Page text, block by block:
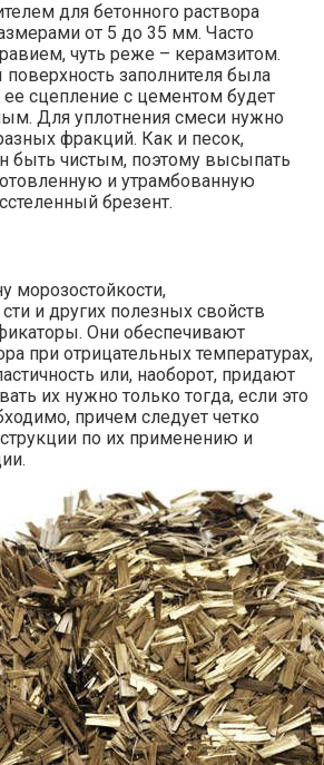
для бетонного раствора
от 5 до 35 мм. Часто
чуть реже – керамзитом.
заполнителя была
ее сцепление с цементом будет
Для уплотнения смеси нужно
фракций. Как и песок,
быть чистым, поэтому высыпать
и утрамбованную
брезент.
морозостойкости,
и других полезных свойств
Они обеспечивают
при отрицательных температурах,
или, наоборот, придают
их нужно только тогда, если это
причем следует четко
по их применению и